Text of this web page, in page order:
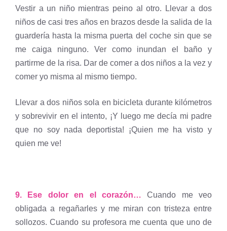
Vestir a un niño mientras peino al otro. Llevar a dos
niños de casi tres años en brazos desde la salida de la
guardería hasta la misma puerta del coche sin que se
me caiga ninguno. Ver como inundan el baño y
partirme de la risa. Dar de comer a dos niños a la vez y
comer yo misma al mismo tiempo.
Llevar a dos niños sola en bicicleta durante kilómetros
y sobrevivir en el intento, ¡Y luego me decía mi padre
que no soy nada deportista! ¡Quien me ha visto y
quien me ve!
9. Ese dolor en el corazón…Cuando me veo
obligada a regañarles y me miran con tristeza entre
sollozos. Cuando su profesora me cuenta que uno de